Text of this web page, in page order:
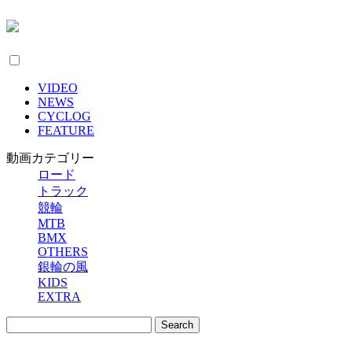
VIDEO
NEWS
CYCLOG
FEATURE
動画カテゴリー
ロード
トラック
競輪
MTB
BMX
OTHERS
銀輪の風
KIDS
EXTRA